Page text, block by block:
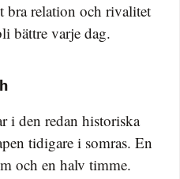
bra relation och rivalitet
bättre varje dag.
i den redan historiska
tidigare i somras. En
och en halv timme.